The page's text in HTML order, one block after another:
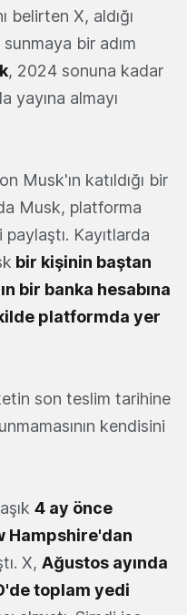
belirten X, aldığı
bir adım
, 2024 sonuna kadar
yayına almayı
Musk'ın katıldığı bir
Musk, platforma
Kayıtlarda
bir kişinin baştan
bir banka hesabına
platformda yer
son teslim tarihine
kendisini
4 ay önce
Hampshire'dan
X, Ağustos ayında
toplam yedi